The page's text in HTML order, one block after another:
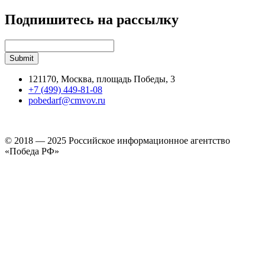
Подпишитесь на рассылку
121170, Москва, площадь Победы, 3
+7 (499) 449-81-08
pobedarf@cmvov.ru
© 2018 — 2025 Российское информационное агентство
«Победа РФ»